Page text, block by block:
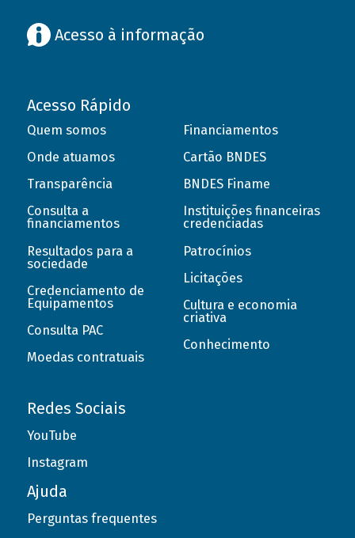
Acesso à informação
Acesso Rápido
Quem somos
Onde atuamos
Transparência
Consulta a
financiamentos
Resultados para a
sociedade
Credenciamento de
Equipamentos
Consulta PAC
Moedas contratuais
Financiamentos
Cartão BNDES
BNDES Finame
Instituições financeiras
credenciadas
Patrocínios
Licitações
Cultura e economia
criativa
Conhecimento
Redes Sociais
YouTube
Instagram
Ajuda
Perguntas frequentes